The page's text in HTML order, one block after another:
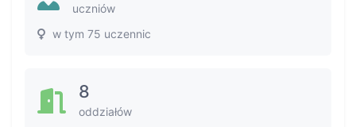
uczniów
w tym 75 uczennic
8
oddziałów